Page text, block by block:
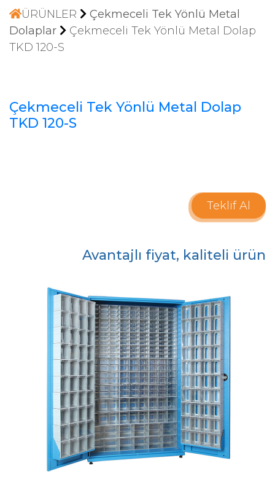
ÜRÜNLER
Çekmeceli Tek Yönlü Metal
Dolaplar
Çekmeceli Tek Yönlü Metal Dolap
TKD 120-S
Çekmeceli Tek Yönlü Metal Dolap
TKD 120-S
Teklif Al
Avantajlı fiyat, kaliteli ürün